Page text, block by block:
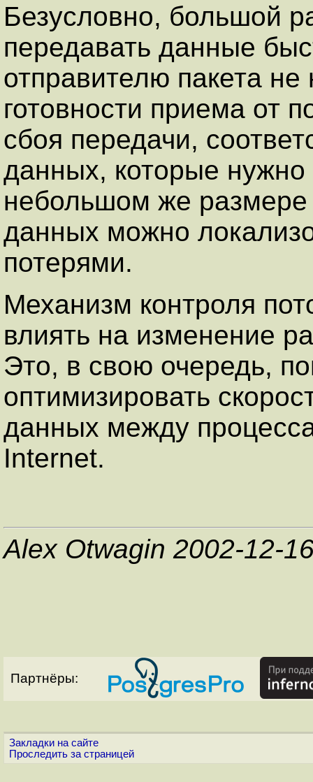
Безусловно, большой
передавать данные
отправителю пакета
готовности приема от
сбоя передачи,
данных, которые нужно
небольшом же
данных можно
потерями.
Механизм контроля
влиять на изменение
Это, в свою очередь,
оптимизировать
данных между
Internet.
Alex Otwagin 2002-12-
Партнёры:
Закладки на сайте
Проследить за страницей